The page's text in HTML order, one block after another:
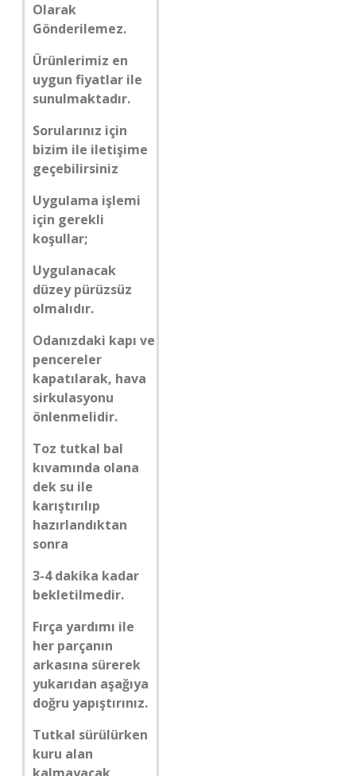
Olarak
Gönderilemez.
Ürünlerimiz en
uygun fiyatlar ile
sunulmaktadır.
Sorularınız için
bizim ile iletişime
geçebilirsiniz
Uygulama işlemi
için gerekli
koşullar;
Uygulanacak
düzey pürüzsüz
olmalıdır.
Odanızdaki kapı ve
pencereler
kapatılarak, hava
sirkulasyonu
önlenmelidir.
Toz tutkal bal
kıvamında olana
dek su ile
karıştırılıp
hazırlandıktan
sonra
3-4 dakika kadar
bekletilmedir.
Fırça yardımı ile
her parçanın
arkasına sürerek
yukarıdan aşağıya
doğru yapıştırınız.
Tutkal sürülürken
kuru alan